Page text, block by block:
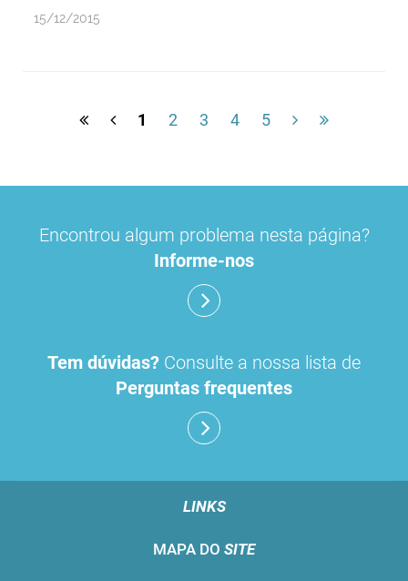
15/12/2015
1 2 3 4 5
Encontrou algum problema nesta página?
Informe-nos
Tem dúvidas? Consulte a nossa lista de
Perguntas frequentes
LINKS
MAPA DO SITE